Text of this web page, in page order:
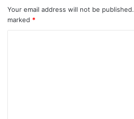
Your email address will not be published.
marked *